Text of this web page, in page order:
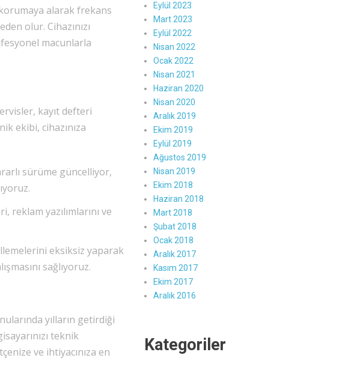
korumaya alarak frekans
olur. Cihazınızı
macunlarla
kayıt defteri
ekibi, cihazınıza
sürüme güncelliyor,
yazılımlarını ve
eksiksiz yaparak
sağlıyoruz.
yılların getirdiği
teknik
ve ihtiyacınıza en
Eylül 2023
Mart 2023
Eylül 2022
Nisan 2022
Ocak 2022
Nisan 2021
Haziran 2020
Nisan 2020
Aralık 2019
Ekim 2019
Eylül 2019
Ağustos 2019
Nisan 2019
Ekim 2018
Haziran 2018
Mart 2018
Şubat 2018
Ocak 2018
Aralık 2017
Kasım 2017
Ekim 2017
Aralık 2016
Kategoriler